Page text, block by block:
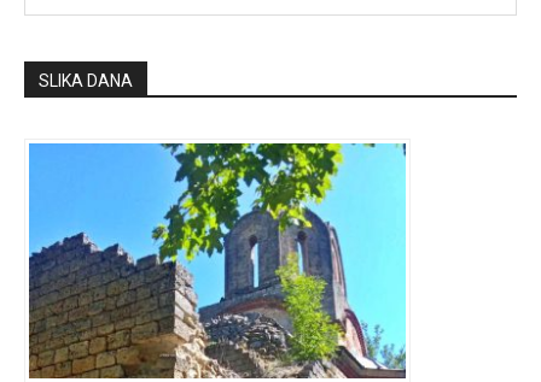
SLIKA DANA